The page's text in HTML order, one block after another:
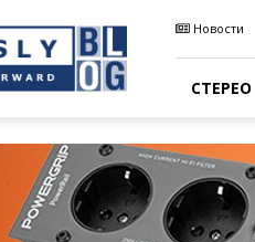
Новости
СТЕРЕО